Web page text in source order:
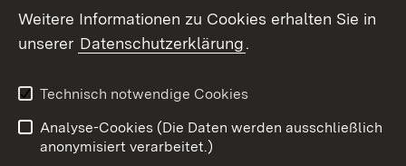
X / Twitter
Youtube
Impressum
Kontakt
Weitere Informationen zu Cookies erhalten Sie in
unserer Datenschutzerklärung.
Technisch notwendige Cookies
Analyse-Cookies (Die Daten werden ausschließlich
anonymisiert verarbeitet.)